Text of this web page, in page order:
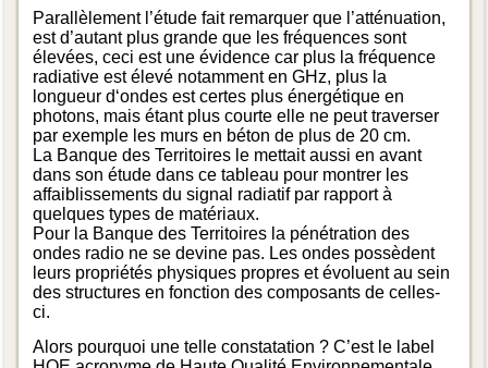
Parallèlement l’étude fait remarquer que l’atténuation,
est d’autant plus grande que les fréquences sont
élevées, ceci est une évidence car plus la fréquence
radiative est élevé notamment en GHz, plus la
longueur d‘ondes est certes plus énergétique en
photons, mais étant plus courte elle ne peut traverser
par exemple les murs en béton de plus de 20 cm.
La Banque des Territoires le mettait aussi en avant
dans son étude dans ce tableau pour montrer les
affaiblissements du signal radiatif par rapport à
quelques types de matériaux.
Pour la Banque des Territoires la pénétration des
ondes radio ne se devine pas. Les ondes possèdent
leurs propriétés physiques propres et évoluent au sein
des structures en fonction des composants de celles-
ci.
Alors pourquoi une telle constatation ? C’est le label